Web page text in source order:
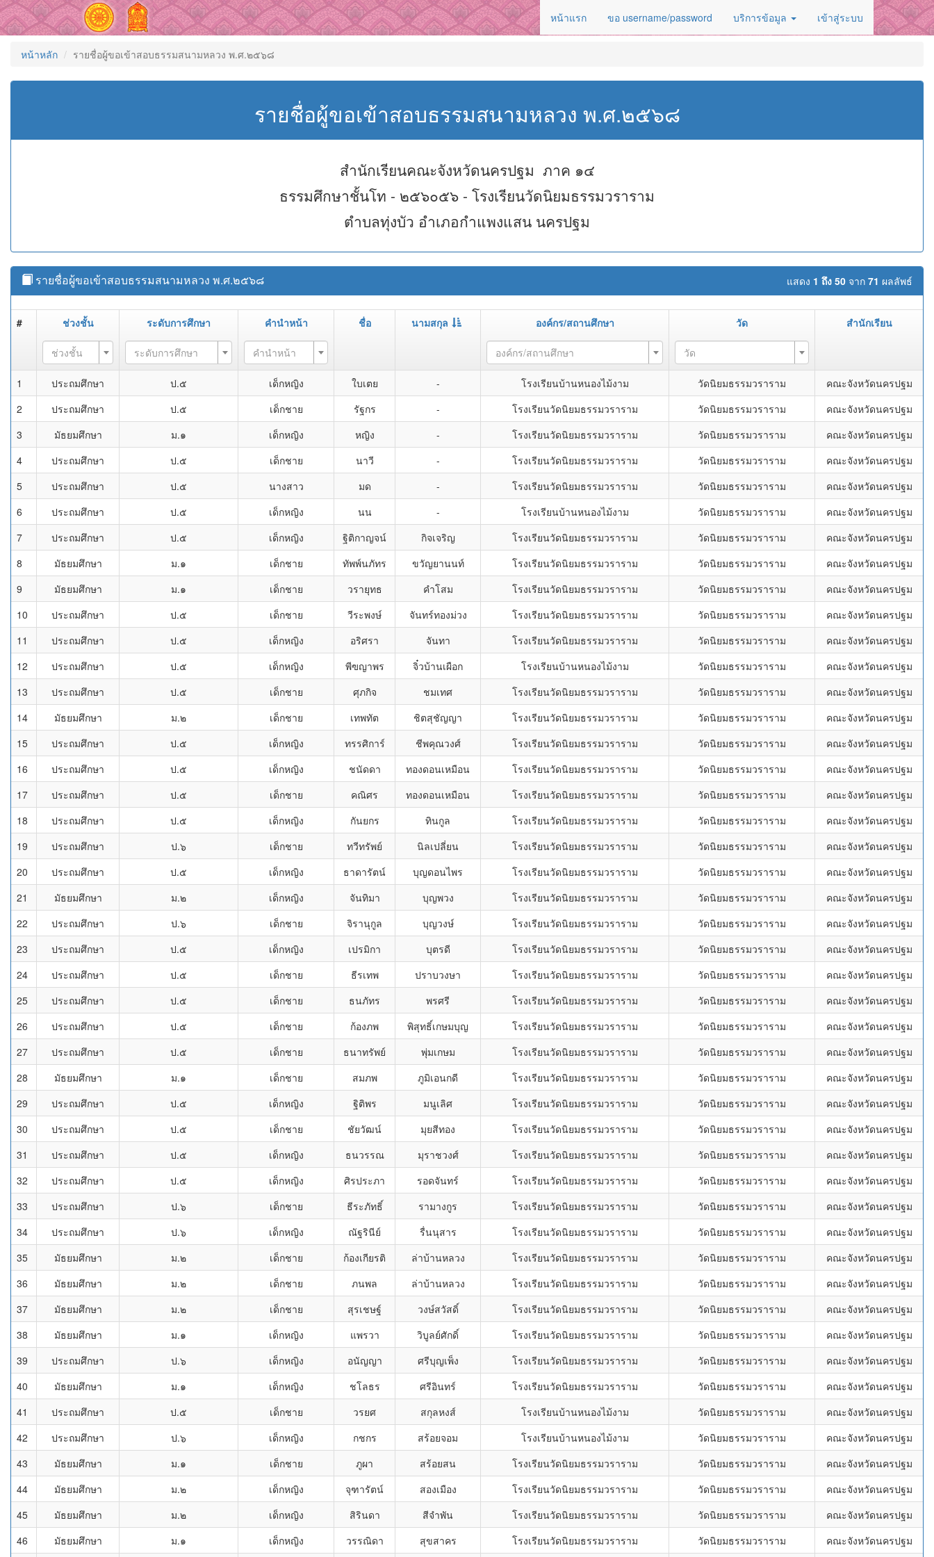
หน้าแรก ขอ username/password บริการข้อมูล เข้าสู่ระบบ
หน้าหลัก รายชื่อผู้ขอเข้าสอบธรรมสนามหลวง พ.ศ.๒๕๖๘
รายชื่อผู้ขอเข้าสอบธรรมสนามหลวง พ.ศ.๒๕๖๘
สำนักเรียนคณะจังหวัดนครปฐม ภาค ๑๔
ธรรมศึกษาชั้นโท - ๒๕๖๐๕๖ - โรงเรียนวัดนิยมธรรมวราราม
ตำบลทุ่งบัว อำเภอกำแพงแสน นครปฐม
แสดง 1 ถึง 50 จาก 71 ผลลัพธ์
รายชื่อผู้ขอเข้าสอบธรรมสนามหลวง พ.ศ.๒๕๖๘
# ช่วงชั้น ระดับการศึกษา คำนำหน้า ชื่อ นามสกุล องค์กร/สถานศึกษา วัด สำนักเรียน
ช่วงชั้น ระดับการศึกษา คำนำหน้า องค์กร/สถานศึกษา วัด
1 ประถมศึกษา ป.๕ เด็กหญิง ใบเตย - โรงเรียนบ้านหนองไม้งาม วัดนิยมธรรมวราราม
คณะจังหวัดนครปฐม
2
ประถมศึกษา ป.๕ เด็กชาย รัฐกร - โรงเรียนวัดนิยมธรรมวราราม วัดนิยมธรรมวราราม
คณะจังหวัดนครปฐม
3
มัธยมศึกษา ม.๑ เด็กหญิง หญิง - โรงเรียนวัดนิยมธรรมวราราม วัดนิยมธรรมวราราม
คณะจังหวัดนครปฐม
4
ประถมศึกษา ป.๕ เด็กชาย นาวี - โรงเรียนวัดนิยมธรรมวราราม วัดนิยมธรรมวราราม
คณะจังหวัดนครปฐม
5
ประถมศึกษา ป.๕ นางสาว มด - โรงเรียนวัดนิยมธรรมวราราม วัดนิยมธรรมวราราม
คณะจังหวัดนครปฐม
6
ประถมศึกษา ป.๕ เด็กหญิง นน - โรงเรียนบ้านหนองไม้งาม วัดนิยมธรรมวราราม
คณะจังหวัดนครปฐม
7
ประถมศึกษา ป.๕ เด็กหญิง ฐิติกาญจน์ กิจเจริญ โรงเรียนวัดนิยมธรรมวราราม วัดนิยมธรรมวราราม
คณะจังหวัดนครปฐม
8
มัธยมศึกษา ม.๑ เด็กชาย ทัพพ์นภัทร ขวัญยานนท์ โรงเรียนวัดนิยมธรรมวราราม วัดนิยมธรรมวราราม
คณะจังหวัดนครปฐม
9
มัธยมศึกษา ม.๑ เด็กชาย วรายุทธ คำโสม โรงเรียนวัดนิยมธรรมวราราม วัดนิยมธรรมวราราม
คณะจังหวัดนครปฐม
10
ประถมศึกษา ป.๕ เด็กชาย วีระพงษ์ จันทร์ทองม่วง โรงเรียนวัดนิยมธรรมวราราม วัดนิยมธรรมวราราม
คณะจังหวัดนครปฐม
11
ประถมศึกษา ป.๕ เด็กหญิง อริศรา จันทา โรงเรียนวัดนิยมธรรมวราราม วัดนิยมธรรมวราราม
คณะจังหวัดนครปฐม
12
ประถมศึกษา ป.๕ เด็กหญิง พีฃญาพร จิ๋วบ้านเผือก โรงเรียนบ้านหนองไม้งาม วัดนิยมธรรมวราราม
คณะจังหวัดนครปฐม
13
ประถมศึกษา ป.๕ เด็กชาย ศุภกิจ ชมเทศ โรงเรียนวัดนิยมธรรมวราราม วัดนิยมธรรมวราราม
คณะจังหวัดนครปฐม
14
มัธยมศึกษา ม.๒ เด็กชาย เทพทัต ชิตสุชัญญา โรงเรียนวัดนิยมธรรมวราราม วัดนิยมธรรมวราราม
คณะจังหวัดนครปฐม
15
ประถมศึกษา ป.๕ เด็กหญิง ทรรศิการ์ ชีพคุณวงศ์ โรงเรียนวัดนิยมธรรมวราราม วัดนิยมธรรมวราราม
คณะจังหวัดนครปฐม
16
ประถมศึกษา ป.๕ เด็กหญิง ชนัดดา ทองดอนเหมือน โรงเรียนวัดนิยมธรรมวราราม วัดนิยมธรรมวราราม
คณะจังหวัดนครปฐม
17
ประถมศึกษา ป.๕ เด็กชาย คณิศร ทองดอนเหมือน โรงเรียนวัดนิยมธรรมวราราม วัดนิยมธรรมวราราม
คณะจังหวัดนครปฐม
18
ประถมศึกษา ป.๕ เด็กหญิง กันยกร ทินกูล โรงเรียนวัดนิยมธรรมวราราม วัดนิยมธรรมวราราม
คณะจังหวัดนครปฐม
19
ประถมศึกษา ป.๖ เด็กชาย ทวีทรัพย์ นิลเปลี่ยน โรงเรียนวัดนิยมธรรมวราราม วัดนิยมธรรมวราราม
คณะจังหวัดนครปฐม
20
ประถมศึกษา ป.๕ เด็กหญิง ธาดารัตน์ บุญดอนไพร โรงเรียนวัดนิยมธรรมวราราม วัดนิยมธรรมวราราม
คณะจังหวัดนครปฐม
21
มัธยมศึกษา ม.๒ เด็กหญิง จันทิมา บุญพวง โรงเรียนวัดนิยมธรรมวราราม วัดนิยมธรรมวราราม
คณะจังหวัดนครปฐม
22
ประถมศึกษา ป.๖ เด็กชาย จิรานุกูล บุญวงษ์ โรงเรียนวัดนิยมธรรมวราราม วัดนิยมธรรมวราราม
คณะจังหวัดนครปฐม
23
ประถมศึกษา ป.๕ เด็กหญิง เปรมิกา บุตรดี โรงเรียนวัดนิยมธรรมวราราม วัดนิยมธรรมวราราม
คณะจังหวัดนครปฐม
24
ประถมศึกษา ป.๕ เด็กชาย ธีรเทพ ปราบวงษา โรงเรียนวัดนิยมธรรมวราราม วัดนิยมธรรมวราราม
คณะจังหวัดนครปฐม
25
ประถมศึกษา ป.๕ เด็กชาย ธนภัทร พรศรี โรงเรียนวัดนิยมธรรมวราราม วัดนิยมธรรมวราราม
คณะจังหวัดนครปฐม
26
ประถมศึกษา ป.๕ เด็กชาย ก้องภพ พิสุทธิ์เกษมบุญ โรงเรียนวัดนิยมธรรมวราราม วัดนิยมธรรมวราราม
คณะจังหวัดนครปฐม
27
ประถมศึกษา ป.๕ เด็กชาย ธนาทรัพย์ พุ่มเกษม โรงเรียนวัดนิยมธรรมวราราม วัดนิยมธรรมวราราม
คณะจังหวัดนครปฐม
28
มัธยมศึกษา ม.๑ เด็กชาย สมภพ ภูมิเอนกดี โรงเรียนวัดนิยมธรรมวราราม วัดนิยมธรรมวราราม
คณะจังหวัดนครปฐม
29
ประถมศึกษา ป.๕ เด็กหญิง ฐิติพร มนูเลิศ โรงเรียนวัดนิยมธรรมวราราม วัดนิยมธรรมวราราม
คณะจังหวัดนครปฐม
30
ประถมศึกษา ป.๕ เด็กชาย ชัยวัฒน์ มุยสีทอง โรงเรียนวัดนิยมธรรมวราราม วัดนิยมธรรมวราราม
คณะจังหวัดนครปฐม
31
ประถมศึกษา ป.๕ เด็กหญิง ธนวรรณ มุราชวงศ์ โรงเรียนวัดนิยมธรรมวราราม วัดนิยมธรรมวราราม
คณะจังหวัดนครปฐม
32
ประถมศึกษา ป.๕ เด็กหญิง ศิรประภา รอดจันทร์ โรงเรียนวัดนิยมธรรมวราราม วัดนิยมธรรมวราราม
คณะจังหวัดนครปฐม
33
ประถมศึกษา ป.๖ เด็กชาย ธีระภัทธิ์ รามางกูร โรงเรียนวัดนิยมธรรมวราราม วัดนิยมธรรมวราราม
คณะจังหวัดนครปฐม
34
ประถมศึกษา ป.๖ เด็กหญิง ณัฐรินีย์ รื่นนุสาร โรงเรียนวัดนิยมธรรมวราราม วัดนิยมธรรมวราราม
คณะจังหวัดนครปฐม
35
มัธยมศึกษา ม.๒ เด็กชาย ก้องเกียรติ ล่าบ้านหลวง โรงเรียนวัดนิยมธรรมวราราม วัดนิยมธรรมวราราม
คณะจังหวัดนครปฐม
36
มัธยมศึกษา ม.๒ เด็กชาย ภนพล ล่าบ้านหลวง โรงเรียนวัดนิยมธรรมวราราม วัดนิยมธรรมวราราม
คณะจังหวัดนครปฐม
37
มัธยมศึกษา ม.๒ เด็กชาย สุรเชษฐ์ วงษ์สวัสดิ์ โรงเรียนวัดนิยมธรรมวราราม วัดนิยมธรรมวราราม
คณะจังหวัดนครปฐม
38
มัธยมศึกษา ม.๑ เด็กหญิง แพรวา วิบูลย์ศักดิ์ โรงเรียนวัดนิยมธรรมวราราม วัดนิยมธรรมวราราม
คณะจังหวัดนครปฐม
39
ประถมศึกษา ป.๖ เด็กหญิง อนัญญา ศรีบุญเพ็ง โรงเรียนวัดนิยมธรรมวราราม วัดนิยมธรรมวราราม
คณะจังหวัดนครปฐม
40
มัธยมศึกษา ม.๑ เด็กหญิง ชโลธร ศรีอินทร์ โรงเรียนวัดนิยมธรรมวราราม วัดนิยมธรรมวราราม
คณะจังหวัดนครปฐม
41
ประถมศึกษา ป.๕ เด็กชาย วรยศ สกุลหงส์ โรงเรียนบ้านหนองไม้งาม วัดนิยมธรรมวราราม
คณะจังหวัดนครปฐม
42
ประถมศึกษา ป.๖ เด็กหญิง กชกร สร้อยจอม โรงเรียนบ้านหนองไม้งาม วัดนิยมธรรมวราราม
คณะจังหวัดนครปฐม
43
มัธยมศึกษา ม.๑ เด็กชาย ภูผา สร้อยสน โรงเรียนวัดนิยมธรรมวราราม วัดนิยมธรรมวราราม
คณะจังหวัดนครปฐม
44
มัธยมศึกษา ม.๒ เด็กหญิง จุฑารัตน์ สองเมือง โรงเรียนวัดนิยมธรรมวราราม วัดนิยมธรรมวราราม
คณะจังหวัดนครปฐม
45
มัธยมศึกษา ม.๒ เด็กหญิง สิรินดา สีจำพัน โรงเรียนวัดนิยมธรรมวราราม วัดนิยมธรรมวราราม
คณะจังหวัดนครปฐม
46
มัธยมศึกษา ม.๑ เด็กหญิง วรรณิดา สุขสาคร โรงเรียนวัดนิยมธรรมวราราม วัดนิยมธรรมวราราม คณะจังหวัดนครปฐม